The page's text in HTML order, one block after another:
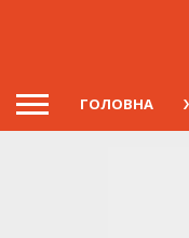
ГОЛОВНА